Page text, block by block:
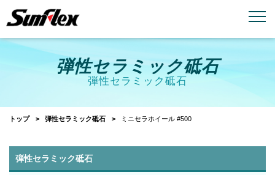
emailお問い合わせ
弾性セラミック砥石
弾性セラミック砥石
トップ 弾性セラミック砥石 ミニセラホイール #500
弾性セラミック砥石